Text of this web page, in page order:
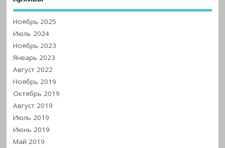
Ноябрь 2025
Июль 2024
Ноябрь 2023
Январь 2023
Август 2022
Ноябрь 2019
Октябрь 2019
Август 2019
Июль 2019
Июнь 2019
Май 2019